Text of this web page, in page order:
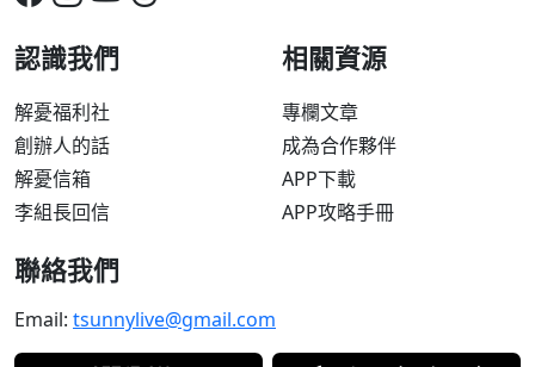
認識我們
解憂福利社
創辦人的話
解憂信箱
李組長回信
相關資源
專欄文章
成為合作夥伴
APP下載
APP攻略手冊
聯絡我們
Email: tsunnylive@gmail.com